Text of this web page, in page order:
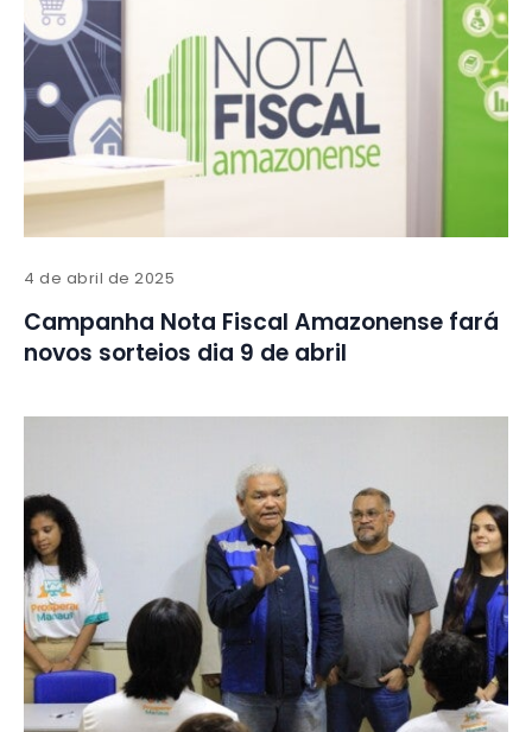
4 de abril de 2025
Campanha Nota Fiscal Amazonense fará
novos sorteios dia 9 de abril